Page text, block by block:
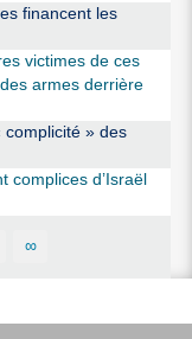
financent les
victimes de ces
armes derrière
» des
complices d’Israël
∞